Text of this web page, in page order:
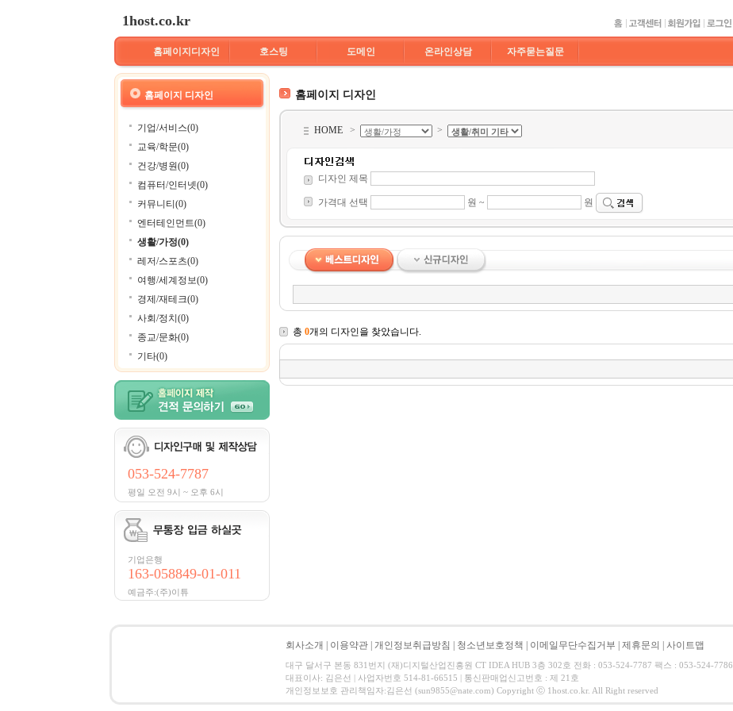
1host.co.kr
홈페이지디자인 호스팅 도메인 온라인상담 자주묻는질문
홈페이지 디자인
기업/서비스(0)
교육/학문(0)
건강/병원(0)
컴퓨터/인터넷(0)
커뮤니티(0)
엔터테인먼트(0)
생활/가정(0)
레저/스포츠(0)
여행/세계정보(0)
경제/재테크(0)
사회/정치(0)
종교/문화(0)
기타(0)
053-524-7787
평일 오전 9시 ~ 오후 6시
기업은행
163-058849-01-011
예금주:(주)이튜
홈페이지 디자인
HOME > >
디자인 제목
가격대 선택 원 ~ 원
총 0개의 디자인을 찾았습니다.
회사소개 이용약관 개인정보취급방침 청소년보호정책 이메일무단수집거부 제휴문의 사이트맵
대구 달서구 본동 831번지 (재)디지털산업진흥원 CT IDEA HUB 3층 302호 전화 : 053-524-7787 팩스 : 053-524-7786
대표이사: 김은선 | 사업자번호 514-81-66515 | 통신판매업신고번호 : 제 21호
개인정보보호 관리책임자:김은선 (sun9855@nate.com) Copyright ⓒ 1host.co.kr. All Right reserved